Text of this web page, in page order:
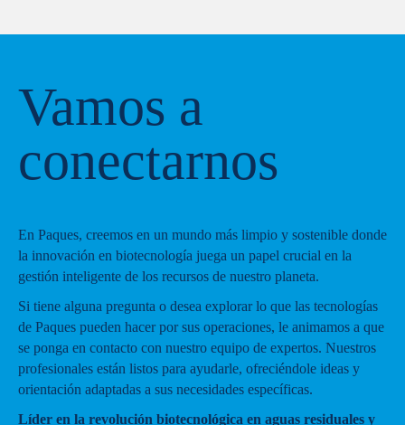
Vamos a
conectarnos
En Paques, creemos en un mundo más limpio y sostenible donde
la innovación en biotecnología juega un papel crucial en la
gestión inteligente de los recursos de nuestro planeta.
Si tiene alguna pregunta o desea explorar lo que las tecnologías
de Paques pueden hacer por sus operaciones, le animamos a que
se ponga en contacto con nuestro equipo de expertos. Nuestros
profesionales están listos para ayudarle, ofreciéndole ideas y
orientación adaptadas a sus necesidades específicas.
Líder en la revolución biotecnológica en aguas residuales y